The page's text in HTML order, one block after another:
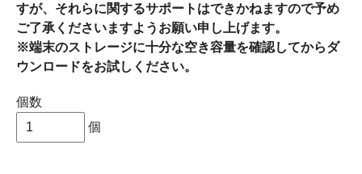
すが、それらに関するサポートはできかねますので予め
ご了承くださいますようお願い申し上げます。
※端末のストレージに十分な空き容量を確認してからダ
ウンロードをお試しください。
個数
個